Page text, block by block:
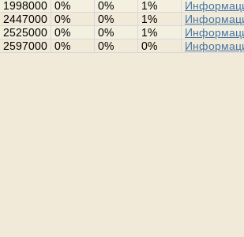
1998000 0% 0% 1%
2447000 0% 0% 1%
2525000 0% 0% 1%
2597000 0% 0% 0%